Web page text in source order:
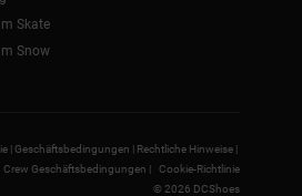
Skate
Snow
|Geschäftsbedingungen | Rechtliche Hinweise |
Crew Geschäftsbedingungen |
Cookie-Richtlinie
© 2026 DCShoes